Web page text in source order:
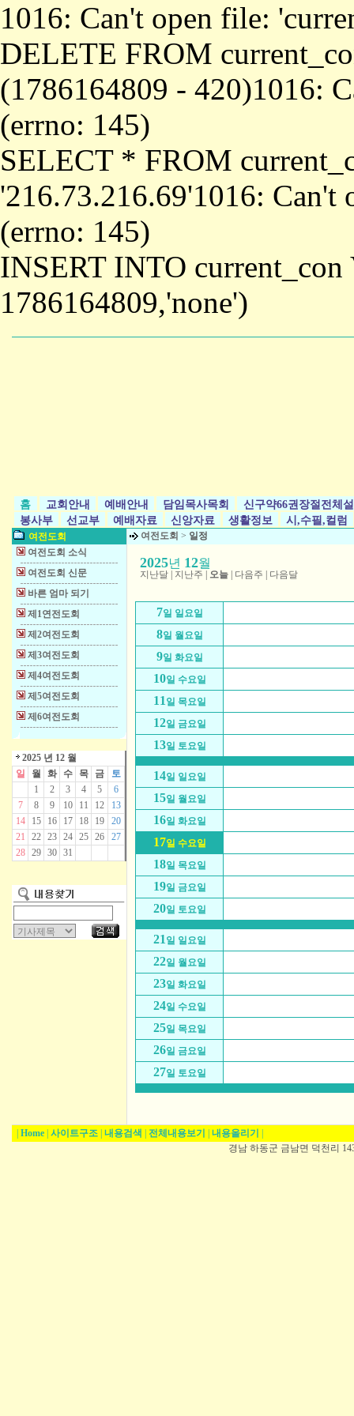
1016: Can't open file:
DELETE FROM
(1786164809 - 420)1016:
(errno: 145)
SELECT * FROM
'216.73.216.69'1016:
(errno: 145)
INSERT INTO
1786164809,'none')
홈 교회안내 예배안내 담임목사목회
신구약66권장절전체
봉사부
선교부 예배자료 신앙자료 생활정보 시,수필,컬럼
여전도회
여전도회 소식
여전도회 신문
바른 엄마 되기
제1연전도회
제2여전도회
제3여전도회
제4여전도회
제5여전도회
제6여전도회
2025 년 12 월
일
월 화 수 목 금
토
1
2 3 4 5
6
7
8 9 10 11 12
13
14
15 16 17 18 19
20
21
22 23 24 25 26
27
28
29 30 31
여전도회 > 일정
2025년 12월
지난달 지난주 오늘 다음주 다음달
7일 일요일
8일 월요일
9일 화요일
10일 수요일
11 일 목요일
12일 금요일
13일 토요일
14일 일요일
15일 월요일
16일 화요일
17일 수요일
18일 목요일
19일 금요일
20일 토요일
21 일 일요일
22일 월요일
23일 화요일
24일 수요일
25일 목요일
26일 금요일
27일 토요일
Home 사이트구조 내용검색 전체내용보기 내용올리기
경남 하동군 금남면 덕천리